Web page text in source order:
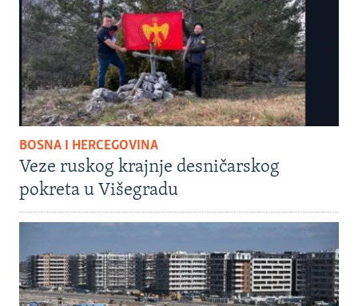
BOSNA I HERCEGOVINA
Veze ruskog krajnje desničarskog
pokreta u Višegradu